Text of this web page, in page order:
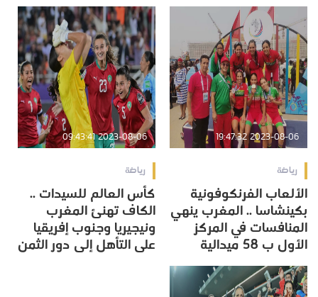
2023-08-06 19:47:32
رياضة
الألعاب الفرنكوفونية
بكينشاسا .. المغرب ينهي
المنافسات في المركز
الأول ب 58 ميدالية
2023-08-06 09:43:41
رياضة
كأس العالم للسيدات ..
الكاف تهنئ المغرب
ونيجيريا وجنوب إفريقيا
على التأهل إلى دور الثمن